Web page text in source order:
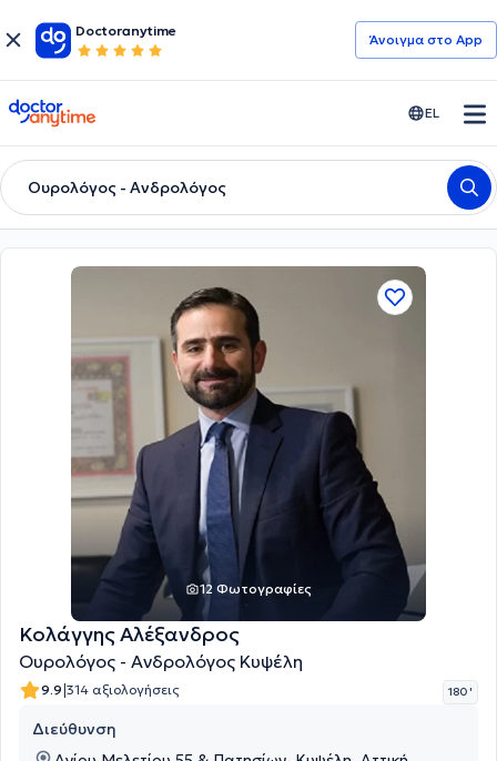
Doctoranytime
Άνοιγμα στο App
doctoranytime EL
Ουρολόγος - Ανδρολόγος
12 Φωτογραφίες
Κολάγγης Αλέξανδρος
Ουρολόγος - Ανδρολόγος Κυψέλη
9.9|314 αξιολογήσεις 180 '
Διεύθυνση